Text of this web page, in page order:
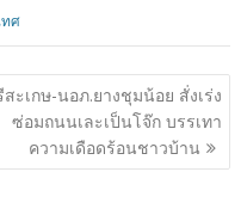
ทศ
ะเกษ-นอภ.ยางชุมน้อย สั่งเร่ง
ซ่อมถนนเละเป็นโจ๊ก บรรเทา
ความเดือดร้อนชาวบ้าน